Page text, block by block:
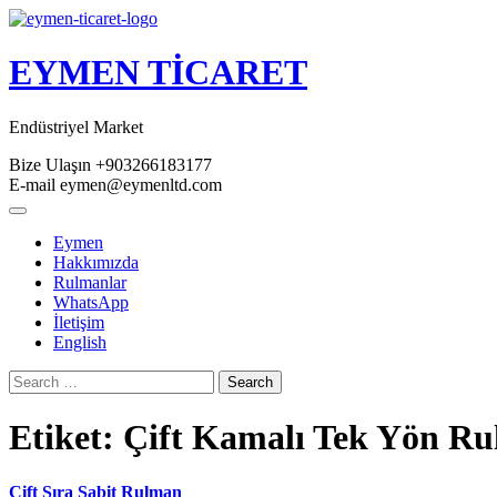
Skip
content
EYMEN TİCARET
Endüstriyel Market
Bize Ulaşın +903266183177
E-mail eymen@eymenltd.com
Open
ButtonEymen
Hakkımızda
Rulmanlar
WhatsApp
İletişim
English
Close
Button
Search
Etiket: Çift Kamalı Tek Yön
Çift Sıra Sabit Rulman